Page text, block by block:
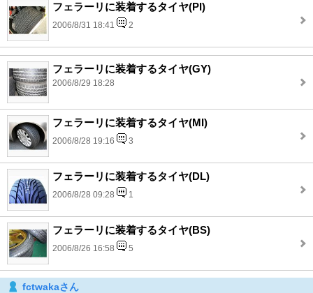
フェラーリに装着するタイヤ(PI)
2006/8/31 18:41 2
フェラーリに装着するタイヤ(GY)
2006/8/29 18:28
フェラーリに装着するタイヤ(MI)
2006/8/28 19:16 3
フェラーリに装着するタイヤ(DL)
2006/8/28 09:28 1
フェラーリに装着するタイヤ(BS)
2006/8/26 16:58 5
fctwakaさん